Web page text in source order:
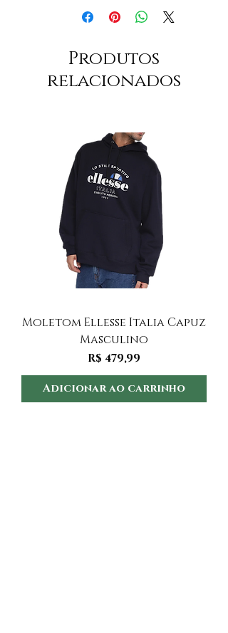
Produtos
relacionados
Moletom Ellesse Italia Capuz
Masculino
Preço
R$ 479,99
Adicionar ao carrinho